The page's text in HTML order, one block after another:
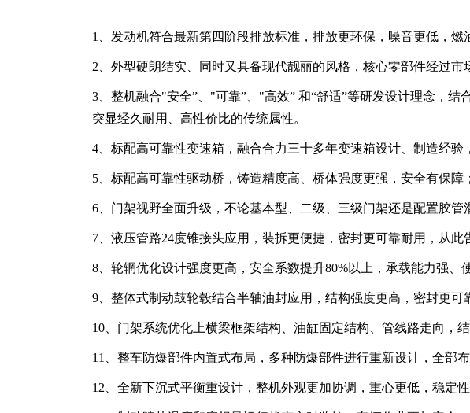
1、发动机符合最新第四阶段排放标准，排放更环保，噪音更低，燃
2、外型硬朗结实、同时又具备现代靓丽的风格，核心零部件经过市
3、整机融合"安全”、"可靠”、"高效” 和“舒适”等研发设计理念，
突显经久耐用、高性价比的传统属性。
4、标配高可靠性变速箱，融合合力三十多年变速箱设计、制造经验
5、标配高可靠性驱动桥，铸造精度高、桥体强度更强，安全有保障；
6、门架视野全面升级，不论基本型、二级、三级门架还是配置胶管
7、液压管路24度锥接头应用，装拆更便捷，密封更可靠耐用，从此
8、轮辋优化设计强度更高，安全系数提升80%以上，承载能力强、
9、整体式制动鼓轮毂结合半轴油封应用，结构强度更高，密封更可
10、门架系统优化上横梁框架结构、油缸固定结构、管线路走向，
11、整车防爆部件内置式布局，多种防爆部件进行重新设计，全部
12、全新下沉式平衡重设计，整机外观更加协调，重心更低，稳定性